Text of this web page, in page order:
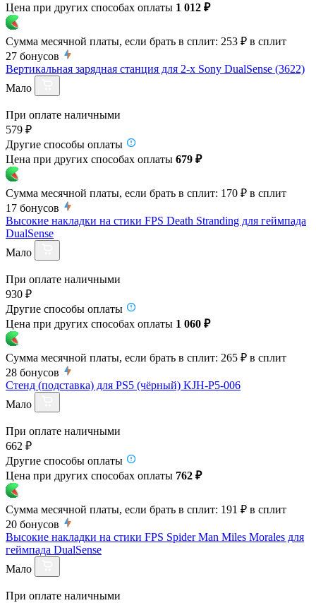
Цена при других способах оплаты 1 012 ₽
Сумма месячной платы, если брать в сплит: 253 ₽ в сплит
27 бонусов
Вертикальная зарядная станция для 2-х Sony DualSense (3622)
Мало
При оплате наличными
579 ₽
Другие способы оплаты
Цена при других способах оплаты 679 ₽
Сумма месячной платы, если брать в сплит: 170 ₽ в сплит
17 бонусов
Высокие накладки на стики FPS Death Stranding для геймпада
DualSense
Мало
При оплате наличными
930 ₽
Другие способы оплаты
Цена при других способах оплаты 1 060 ₽
Сумма месячной платы, если брать в сплит: 265 ₽ в сплит
28 бонусов
Стенд (подставка) для PS5 (чёрный) KJH-P5-006
Мало
При оплате наличными
662 ₽
Другие способы оплаты
Цена при других способах оплаты 762 ₽
Сумма месячной платы, если брать в сплит: 191 ₽ в сплит
20 бонусов
Высокие накладки на стики FPS Spider Man Miles Morales для
геймпада DualSense
Мало
При оплате наличными